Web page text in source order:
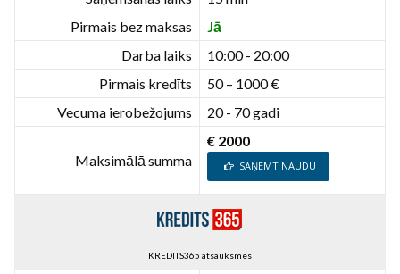
Pirmais bez maksas
Jā
Darba laiks
10:00 - 20:00
Pirmais kredīts
50 – 1000 €
Vecuma ierobežojums
20 - 70 gadi
Maksimālā summa
€ 2000
SAŅEMT NAUDU
KREDITS365 atsauksmes